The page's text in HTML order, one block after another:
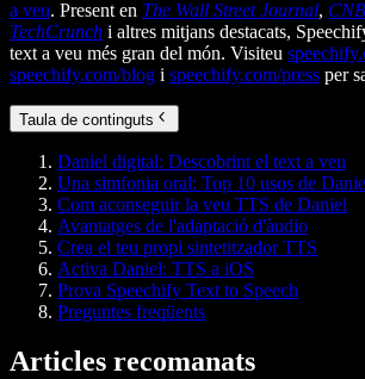
a veu. Present en The Wall Street Journal,
TechCrunch i altres mitjans destacats,
text a veu més gran del món. Visiteu
speechify.com/blog i speechify.com/press per
Taula de continguts
Daniel digital: Descobrint el text a veu
Una simfonia oral: Top 10 usos de
Com aconseguir la veu TTS de Daniel
Avantatges de l'adaptació d'àudio
Crea el teu propi sintetitzador TTS
Activa Daniel: TTS a iOS
Prova Speechify Text to Speech
Preguntes freqüents
Articles recomanats